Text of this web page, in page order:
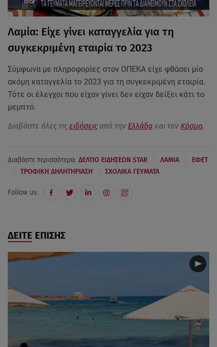
Λαμία: Είχε γίνει καταγγελία για τη
συγκεκριμένη εταιρία το 2023
Σύμφωνα με πληροφορίες στον ΟΠΕΚΑ είχε φθάσει μία
ακόμη καταγγελία το 2023 για τη συγκεκριμένη εταιρία.
Τότε οι έλεγχοι που είχαν γίνει δεν είχαν δείξει κάτι το
μεμπτό.
Διαβάστε όλες τις ειδήσεις από την Ελλάδα και τον Κόσμο.
Διαβάστε περισσότερα: ΔΕΛΤΙΟ ΕΙΔΗΣΕΩΝ STAR ΛΑΜΙΑ ΕΦΕΤ
ΤΡΟΦΙΚΗ ΔΗΛΗΤΗΡΙΑΣΗ ΣΧΟΛΙΚΑ ΓΕΥΜΑΤΑ
Follow us:
ΔΕΙΤΕ ΕΠΙΣΗΣ